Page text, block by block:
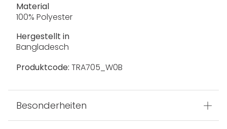
Material
100% Polyester
Hergestellt in
Bangladesch
Produktcode: TRA705_W0B
Besonderheiten